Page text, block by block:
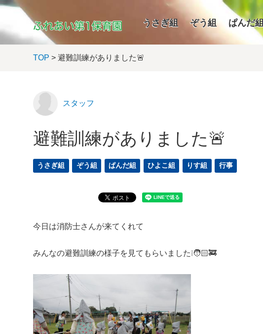
うさぎ組 ぞう組 ぱんだ組
TOP > 避難訓練がありました🚨
スタッフ
避難訓練がありました🚨
うさぎ組 ぞう組 ぱんだ組 ひよこ組 りす組 行事
今日は消防士さんが来てくれて
みんなの避難訓練の様子を見てもらいました❕🧑🏻‍🚒